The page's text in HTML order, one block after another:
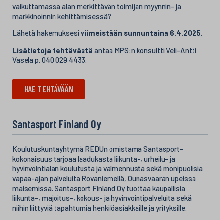
vaikuttamassa alan merkittävän toimijan myynnin- ja
markkinoinnin kehittämisessä?
Lähetä hakemuksesi viimeistään sunnuntaina 6.4.2025.
Lisätietoja tehtävästä antaa MPS:n konsultti Veli-Antti
Vasela p. 040 029 4433.
HAE TEHTÄVÄÄN
Santasport Finland Oy
Koulutuskuntayhtymä REDUn omistama Santasport-
kokonaisuus tarjoaa laadukasta liikunta-, urheilu- ja
hyvinvointialan koulutusta ja valmennusta sekä monipuolisia
vapaa-ajan palveluita Rovaniemellä, Ounasvaaran upeissa
maisemissa. Santasport Finland Oy tuottaa kaupallisia
liikunta-, majoitus-, kokous- ja hyvinvointipalveluita sekä
niihin liittyviä tapahtumia henkilöasiakkaille ja yrityksille.